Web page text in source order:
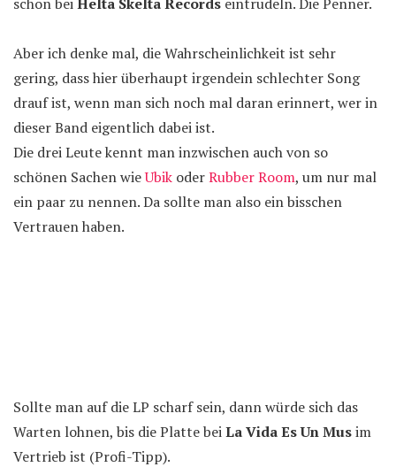
Aber ich denke mal, die Wahrscheinlichkeit ist sehr
gering, dass hier überhaupt irgendein schlechter Song
drauf ist, wenn man sich noch mal daran erinnert, wer in
dieser Band eigentlich dabei ist.
Die drei Leute kennt man inzwischen auch von so
schönen Sachen wieUbik oderRubber Room, um nur mal
ein paar zu nennen. Da sollte man also ein bisschen
Vertrauen haben.
Sollte man auf die LP scharf sein, dann würde sich das
Warten lohnen, bis die Platte beiLa Vida Es Un Musim
Vertrieb ist (Profi-Tipp).